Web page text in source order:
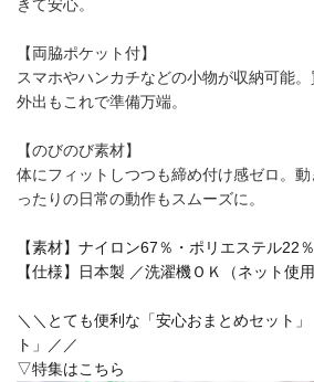
きて安心。
【両脇ポケット付】
スマホやハンカチなどの小物が収納可能
外出もこれで準備万端。
【のびのび素材】
体にフィットしつつも締め付け感ゼロ。
ったりの日常の動作もスムーズに。
【素材】ナイロン67％・ポリエステル22
【仕様】日本製 ／洗濯機ＯＫ（ネット使用
＼＼とても便利な「安心おまとめセット
ト」／／
▽特集はこちら